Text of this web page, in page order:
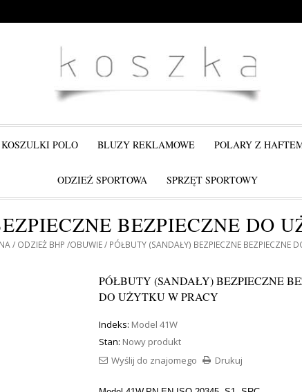
KOSZULKI POLO BLUZY REKLAMOWE POLARY Z
ODZIEŻ SPORTOWA SPRZĘT SPORTOWY
BEZPIECZNE DO
ODZIEŻ BHP OBUWIE PÓŁBUTY (SANDAŁY) BEZPIECZNE BEZPIECZNE
PÓŁBUTY (SANDAŁY) BEZPIECZNE
DO UŻYTKU W PRACY
Indeks: Model 41W
Stan: Nowy produkt
Drukuj
Wyślij do znajomego